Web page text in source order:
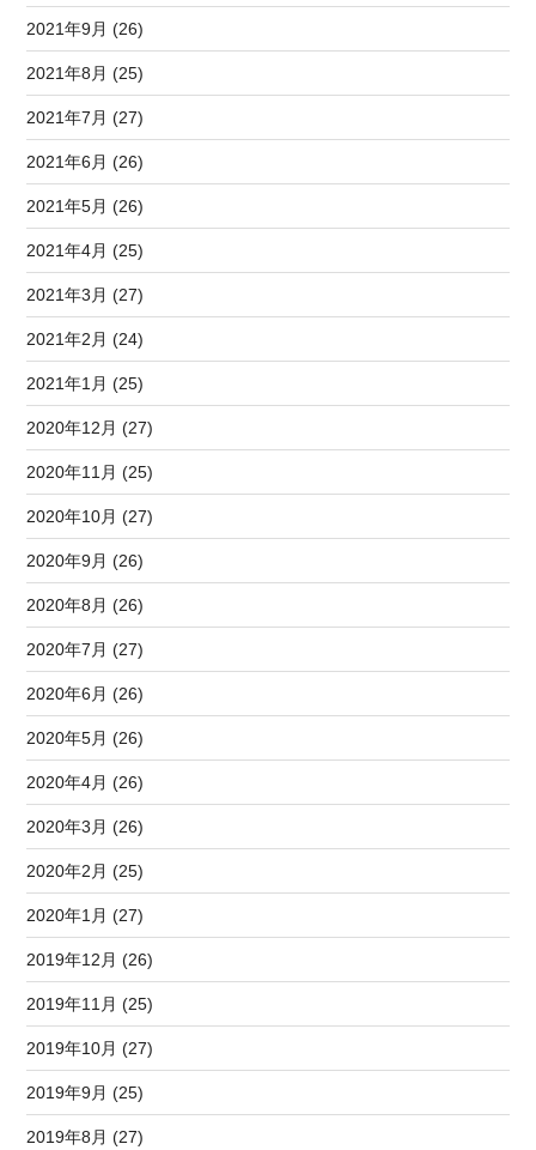
2021年9月 (26)
2021年8月 (25)
2021年7月 (27)
2021年6月 (26)
2021年5月 (26)
2021年4月 (25)
2021年3月 (27)
2021年2月 (24)
2021年1月 (25)
2020年12月 (27)
2020年11月 (25)
2020年10月 (27)
2020年9月 (26)
2020年8月 (26)
2020年7月 (27)
2020年6月 (26)
2020年5月 (26)
2020年4月 (26)
2020年3月 (26)
2020年2月 (25)
2020年1月 (27)
2019年12月 (26)
2019年11月 (25)
2019年10月 (27)
2019年9月 (25)
2019年8月 (27)